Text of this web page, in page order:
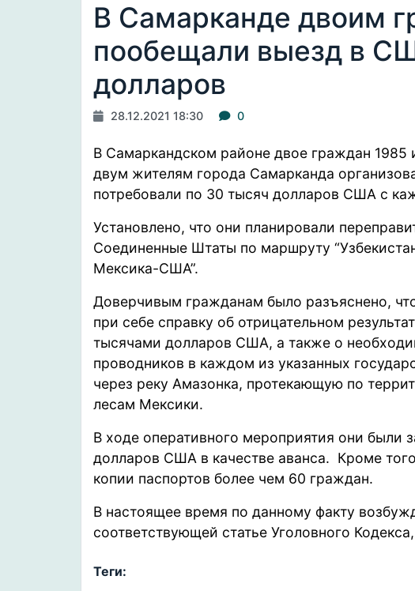
В Самарканде двоим
пообещали выезд в
долларов
28.12.2021 18:30 0
В Самаркандском районе двое граждан
двум жителям города Самарканда
потребовали по 30 тысяч долларов США с
Установлено, что они планировали
Соединенные Штаты по маршруту
Мексика-США”.
Доверчивым гражданам было разъяснено,
при себе справку об отрицательном
тысячами долларов США, а также о
проводников в каждом из указанных
через реку Амазонка, протекающую по
лесам Мексики.
В ходе оперативного мероприятия они были
долларов США в качестве аванса. Кроме
копии паспортов более чем 60 граждан.
В настоящее время по данному факту
соответствующей статье Уголовного
Теги: